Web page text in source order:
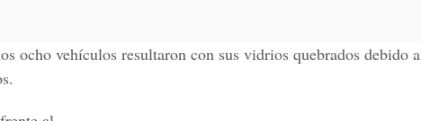
ocho vehículos resultaron con sus vidrios quebrados debido a